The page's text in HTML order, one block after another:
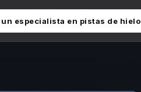
especialista en pistas de hielo